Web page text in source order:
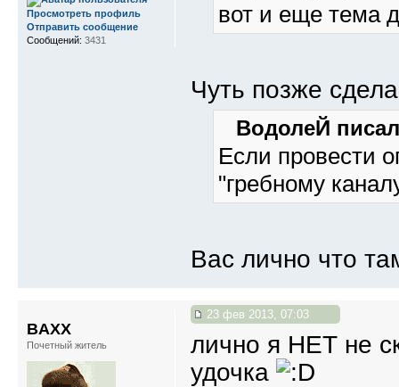
вот и еще тема
Чуть позже
ВодолеЙ
Если провести
"гребному
Вас лично что
Просмотреть профиль
Отправить сообщение
Сообщений: 3431
23 фев 2013, 07:03
лично я НЕТ не
удочка
BAXX
Почетный житель